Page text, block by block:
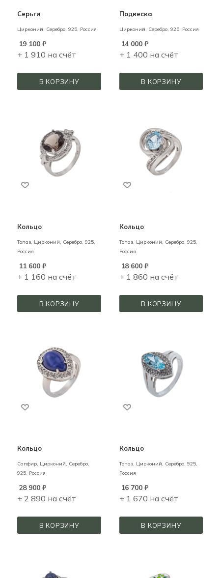
Серьги
Цирконий, Серебро, 925, Россия
19 100 ₽
+ 1 910 на счёт
В КОРЗИНУ
Подвеска
Цирконий, Серебро, 925, Россия
14 000₽
+ 1 400 на счёт
В КОРЗИНУ
Кольцо
Топаз, Цирконий, Серебро, 925,
Россия
11 600 ₽
+ 1 160 на счёт
В КОРЗИНУ
Кольцо
Топаз, Цирконий, Серебро, 925,
Россия
18 600₽
+ 1 860 на счёт
В КОРЗИНУ
Кольцо
Сапфир, Цирконий, Серебро,
925, Россия
28 900 ₽
+ 2 890 на счёт
В КОРЗИНУ
Кольцо
Топаз, Цирконий, Серебро, 925,
Россия
16 700₽
+ 1 670 на счёт
В КОРЗИНУ